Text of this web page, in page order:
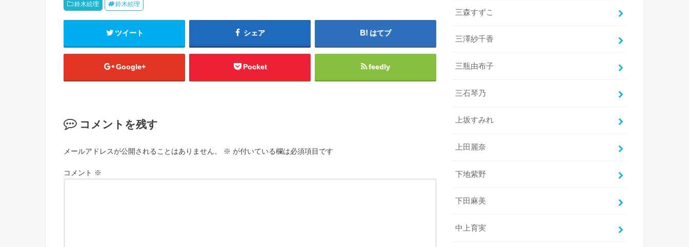
鈴木絵理 鈴木絵理
ツイート シェア はてブ
Google+ Pocket feedly
コメントを残す
メールアドレスが公開されることはありません。 ※ が付いている欄は必須項目です
コメント ※
三森すずこ
三澤紗千香
三瓶由布子
三石琴乃
上坂すみれ
上田麗奈
下地紫野
下田麻美
中上育実